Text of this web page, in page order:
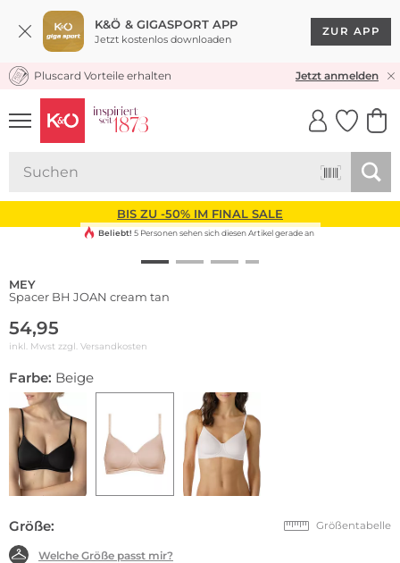
K&Ö & GIGASPORT APP
Jetzt kostenlos downloaden
ZUR APP
KOSTENLOSER VERSAND* & RÜCKVERSAND
Pluscard Vorteile erhalten Jetzt anmelden
UNSERE APP
CLICK &
BIS ZU -50% IM FINAL SALE
Beliebt! 5 Personen sehen sich diesen Artikel gerade an
MEY
Spacer BH JOAN cream tan
54,95
inkl. Mwst zzgl. Versandkosten
Farbe: Beige
Größe: Größentabelle
Welche Größe passt mir?